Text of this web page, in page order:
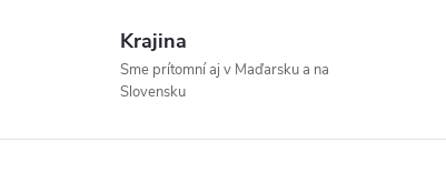
Krajina
Sme prítomní aj v Maďarsku a na
Slovensku